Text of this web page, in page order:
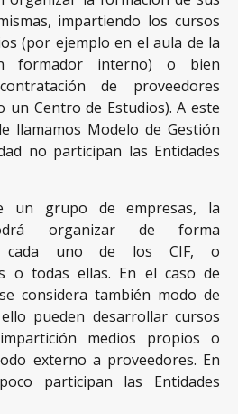
impartiendo los cursos
(por ejemplo en el aula de la
formador interno) o bien
de proveedores
un Centro de Estudios). A este
llamamos Modelo de Gestión
no participan las Entidades
un grupo de empresas, la
organizar de forma
cada uno de los CIF, o
o todas ellas. En el caso de
considera también modo de
pueden desarrollar cursos
medios propios o
externo a proveedores. En
participan las Entidades